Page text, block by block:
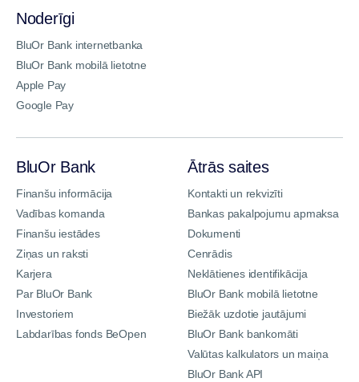
Noderīgi
BluOr Bank internetbanka
BluOr Bank mobilā lietotne
Apple Pay
Google Pay
BluOr Bank
Finanšu informācija
Vadības komanda
Finanšu iestādes
Ziņas un raksti
Karjera
Par BluOr Bank
Investoriem
Labdarības fonds BeOpen
Ātrās saites
Kontakti un rekvizīti
Bankas pakalpojumu apmaksa
Dokumenti
Cenrādis
Neklātienes identifikācija
BluOr Bank mobilā lietotne
Biežāk uzdotie jautājumi
BluOr Bank bankomāti
Valūtas kalkulators un maiņa
BluOr Bank API